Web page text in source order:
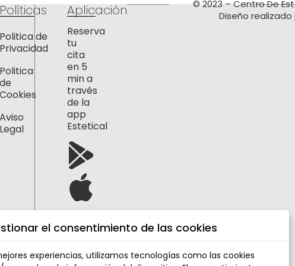
el consentimiento de las cookies
experiencias, utilizamos tecnologías como las cookies
Politica de
Privacidad
Politica
de
Cookies
Aviso
Legal
Aplicación
Reserva
tu
cita
en 5
min a
través
de la
app
Estetical
© 2023 – Centro De
Diseño realizado